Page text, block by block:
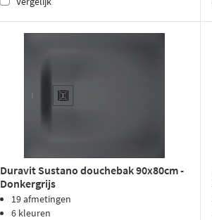
Duravit Sustano douchebak 90x80cm -
Donkergrijs
19 afmetingen
6 kleuren